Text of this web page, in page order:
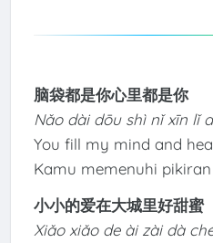
脑袋都是你心里都是你
Nǎo dài dōu shì nǐ xīn lǐ
You fill my mind and
Kamu memenuhi
小小的爱在大城里好甜蜜
Xiǎo xiǎo de ài zài dà